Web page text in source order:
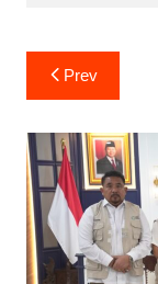
Navigasi
pos
Prev